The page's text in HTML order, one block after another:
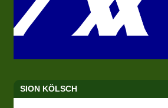
SION KÖLSCH